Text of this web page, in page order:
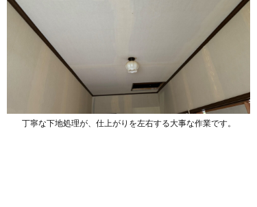
丁寧な下地処理が、仕上がりを左右する大事な作業です。